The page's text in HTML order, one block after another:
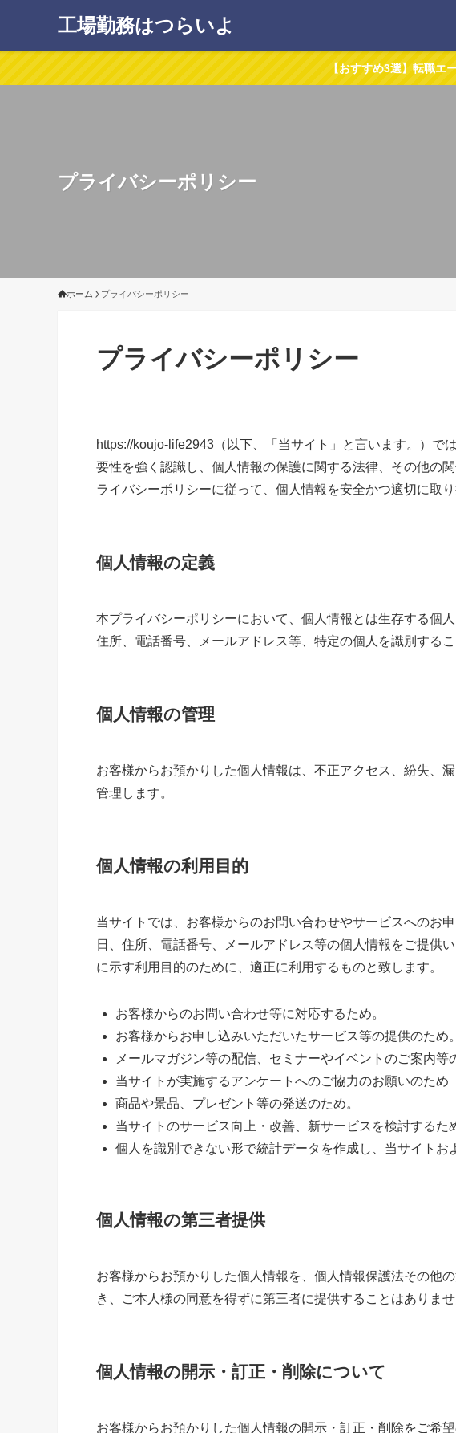
工場勤務はつらいよ
【おすすめ3選】転職エ
プライバシーポリシー
ホーム プライバシーポリシー
プライバシーポリシー
https://koujo-life2943（以下、「当サイト」と言います。）で
要性を強く認識し、個人情報の保護に関する法律、その他の
ライバシーポリシーに従って、個人情報を安全かつ適切に取
個人情報の定義
本プライバシーポリシーにおいて、個人情報とは生存する個
住所、電話番号、メールアドレス等、特定の個人を識別する
個人情報の管理
お客様からお預かりした個人情報は、不正アクセス、紛失、
管理します。
個人情報の利用目的
当サイトでは、お客様からのお問い合わせやサービスへのお
日、住所、電話番号、メールアドレス等の個人情報をご提供
に示す利用目的のために、適正に利用するものと致します。
お客様からのお問い合わせ等に対応するため。
お客様からお申し込みいただいたサービス等の提供のため。
メールマガジン等の配信、セミナーやイベントのご案内等
当サイトが実施するアンケートへのご協力のお願いのため
商品や景品、プレゼント等の発送のため。
当サイトのサービス向上・改善、新サービスを検討するた
個人を識別できない形で統計データを作成し、当サイトお
個人情報の第三者提供
お客様からお預かりした個人情報を、個人情報保護法その他
き、ご本人様の同意を得ずに第三者に提供することはありませ
個人情報の開示・訂正・削除について
お客様からお預かりした個人情報の開示・訂正・削除をご希